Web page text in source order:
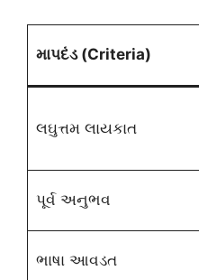
માપદંડ (Criteria)
લઘુત્તમ લાયકાત
પૂર્વ અનુભવ
ભાષા આવડત